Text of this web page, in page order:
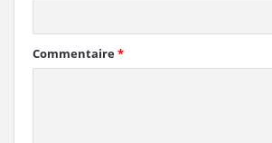
Commentaire*